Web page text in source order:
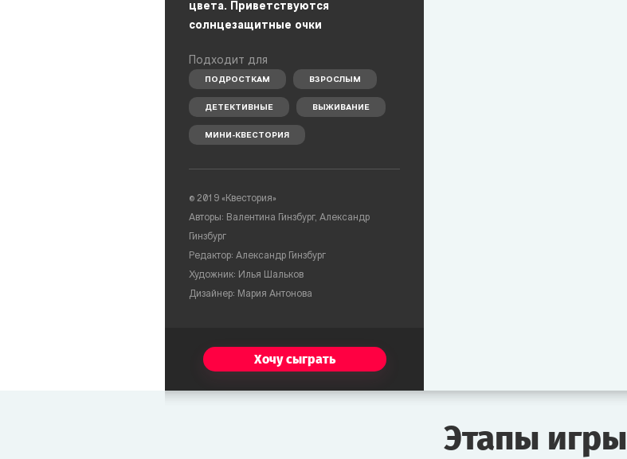
цвета. Приветствуются
солнцезащитные очки
Подходит для
ПОДРОСТКАМ ВЗРОСЛЫМ
ДЕТЕКТИВНЫЕ ВЫЖИВАНИЕ
МИНИ-КВЕСТОРИЯ
© 2019 «Квестория»
Авторы: Валентина Гинзбург, Александр
Гинзбург
Редактор: Александр Гинзбург
Художник: Илья Шальков
Дизайнер: Мария Антонова
Хочу сыграть
Этапы игры